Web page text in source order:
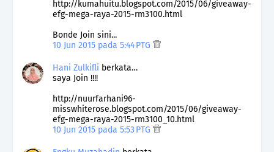
http://kumahuitu.blogspot.com/2015/06/giveaway-
efg-mega-raya-2015-rm3100.html
Bonde Join sini...
10 Jun 2015 pada 5:44 PTG
Hani Zulkifli berkata…
saya Join !!!!
http://nuurfarhani96-
misswhiterose.blogspot.com/2015/06/giveaway-
efg-mega-raya-2015-rm3100_10.html
10 Jun 2015 pada 5:53 PTG